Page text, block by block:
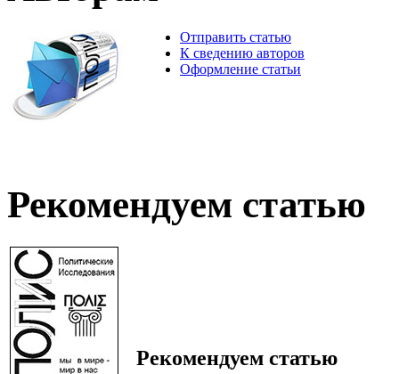
Отправить статью
К сведению авторов
Оформление статьи
Рекомендуем статью
Рекомендуем статью